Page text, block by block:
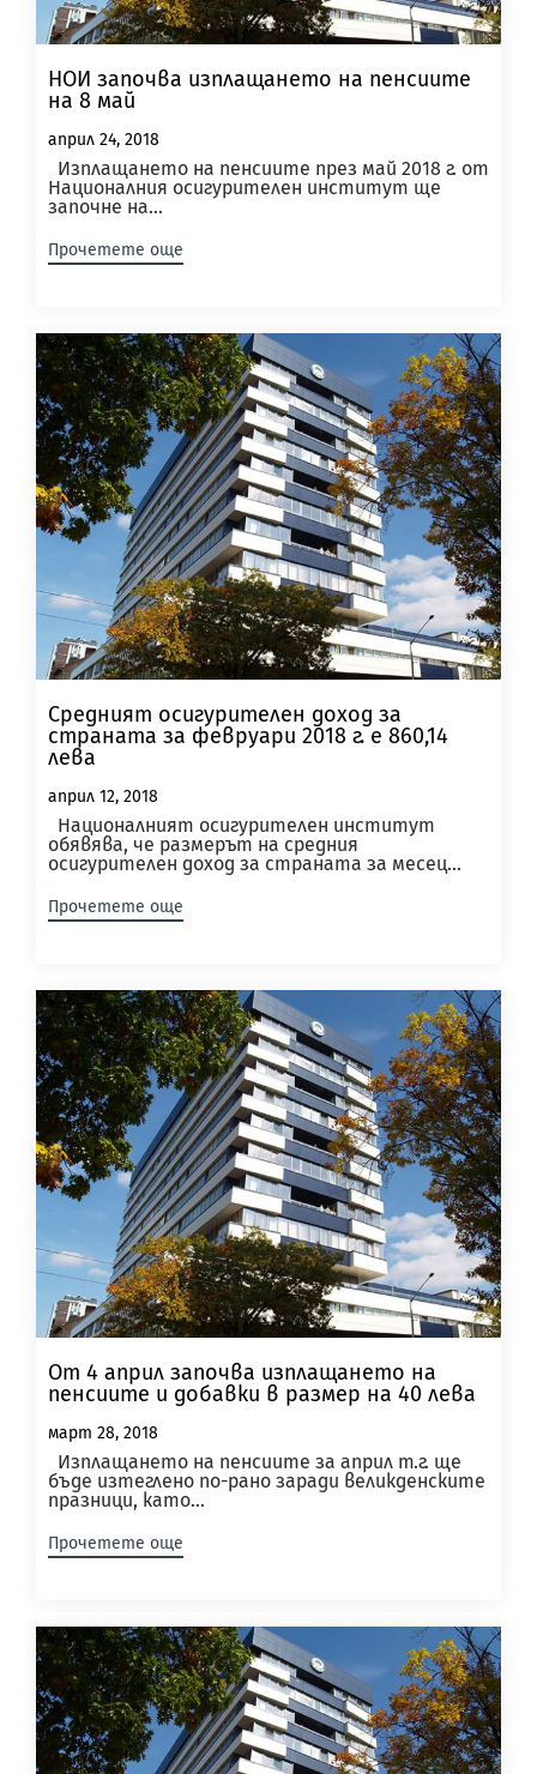
НОИ започва изплащането на пенсиите
на 8 май
април 24, 2018
Изплащането на пенсиите през май 2018 г. от
Националния осигурителен институт ще
започне на...
Прочетете още
Средният осигурителен доход за
страната за февруари 2018 г. е 860,14
лева
април 12, 2018
Националният осигурителен институт
обявява, че размерът на средния
осигурителен доход за страната за месец...
Прочетете още
От 4 април започва изплащането на
пенсиите и добавки в размер на 40 лева
март 28, 2018
Изплащането на пенсиите за април т.г. ще
бъде изтеглено по-рано заради великденските
празници, като...
Прочетете още